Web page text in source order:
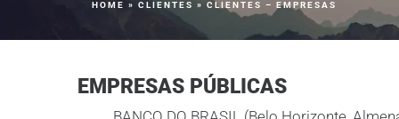
HOME » CLIENTES » CLIENTES – EMPRESAS
EMPRESAS PÚBLICAS